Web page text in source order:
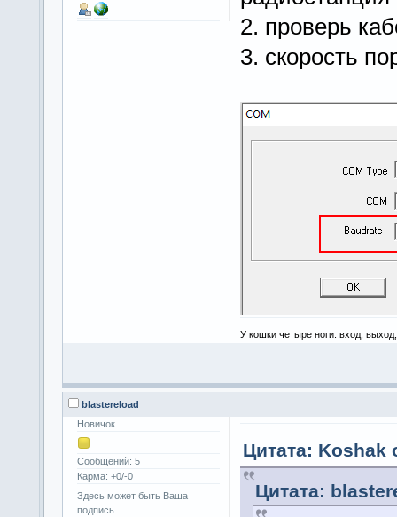
2. проверь
3. скорость
У кошки четыре ноги: вход,
blastereload
Новичок
Сообщений: 5
Карма: +0/-0
Здесь может быть Ваша
подпись
Цитата: Koshak
Цитата: